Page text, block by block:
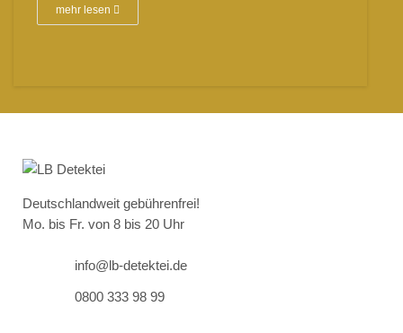
mehr lesen
Deutschlandweit gebührenfrei!
Mo. bis Fr. von 8 bis 20 Uhr
info@lb-detektei.de
0800 333 98 99